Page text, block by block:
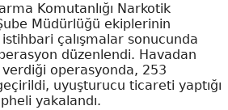
Komutanlığı Narkotik
Müdürlüğü ekiplerinin
çalışmalar sonucunda
düzenlendi. Havadan
verdiği operasyonda, 253
uyuşturucu ticareti yaptığı
yakalandı.